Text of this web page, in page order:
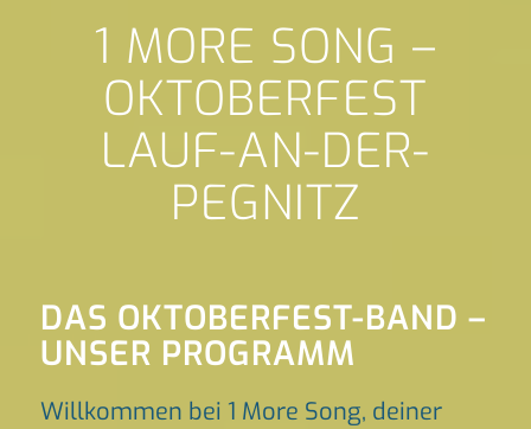
1 MORE SONG –
OKTOBERFEST
LAUF-AN-DER-
PEGNITZ
DAS OKTOBERFEST-BAND –
UNSER PROGRAMM
Willkommen bei 1 More Song, deiner